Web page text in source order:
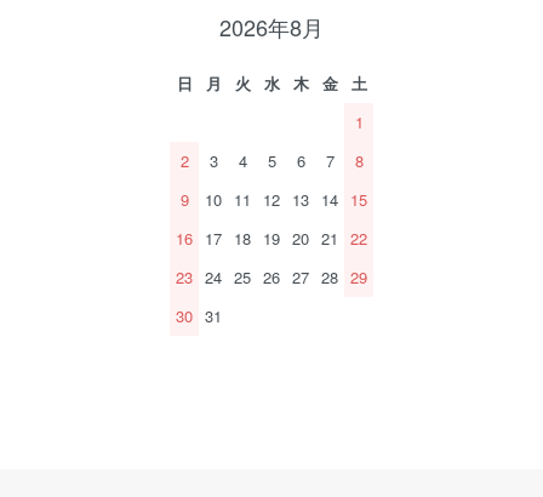
2026年8月
日 月 火 水 木 金
土
1
2
3 4 5 6 7
8
9
10 11 12 13 14 15
16 17 18 19 20 21
22
23 24 25 26 27 28 29
30 31